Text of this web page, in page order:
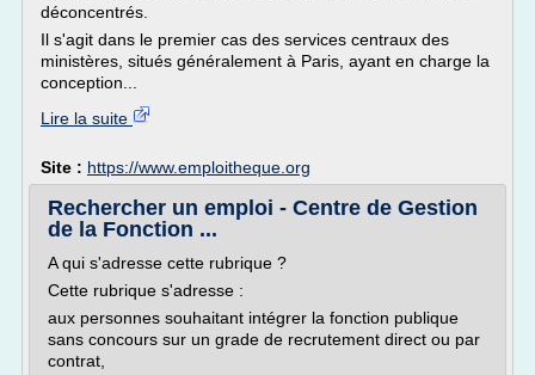
déconcentrés.
Il s'agit dans le premier cas des services centraux des
ministères, situés généralement à Paris, ayant en charge la
conception...
Lire la suite
Site : https://www.emploitheque.org
Rechercher un emploi - Centre de Gestion
de la Fonction ...
A qui s'adresse cette rubrique ?
Cette rubrique s'adresse :
aux personnes souhaitant intégrer la fonction publique
sans concours sur un grade de recrutement direct ou par
contrat,